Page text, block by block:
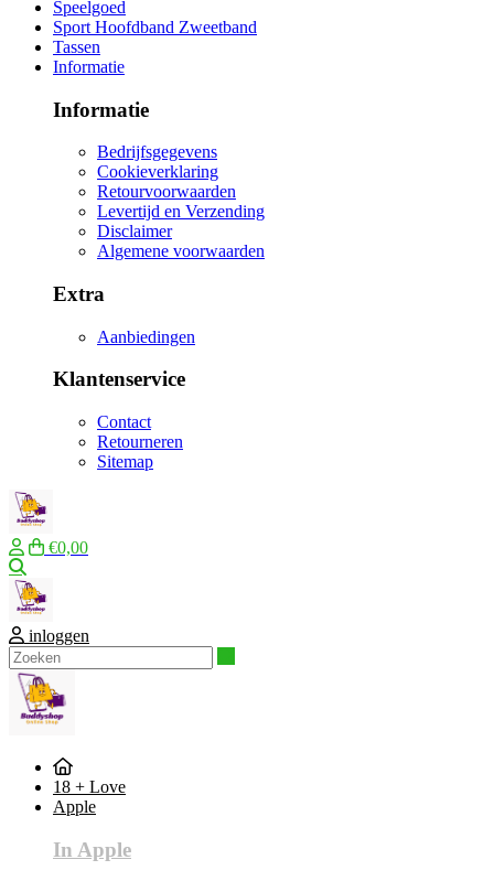
Speelgoed
Sport Hoofdband Zweetband
Tassen
Informatie
Informatie
Bedrijfsgegevens
Cookieverklaring
Retourvoorwaarden
Levertijd en Verzending
Disclaimer
Algemene voorwaarden
Extra
Aanbiedingen
Klantenservice
Contact
Retourneren
Sitemap
€0,00
inloggen
18 + Love
Apple
In Apple